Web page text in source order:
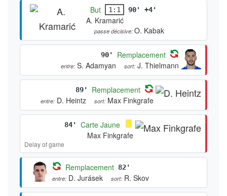
But 1:1 90' +4'
A. Kramarić
passe décisive:O. Kabak
90' Remplacement
entre: S. Adamyan sort: J. Thielmann
89' Remplacement
entre: D. Heintz sort: Max Finkgrafe
84'
Carte Jaune
Max Finkgrafe
Delay of game
Remplacement 82'
entre: D. Jurásek sort: R. Skov